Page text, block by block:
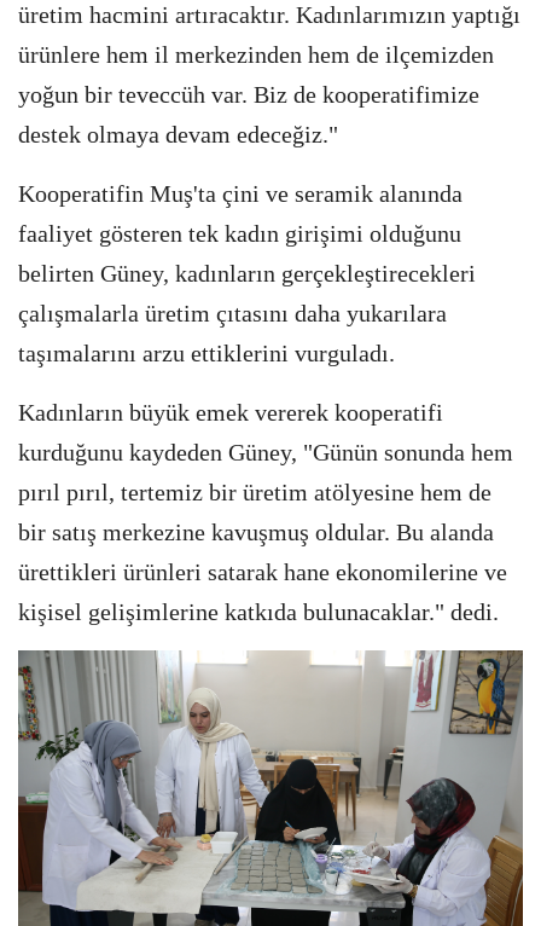
üretim hacmini artıracaktır. Kadınlarımızın yaptığı
ürünlere hem il merkezinden hem de ilçemizden
yoğun bir teveccüh var. Biz de kooperatifimize
destek olmaya devam edeceğiz."
Kooperatifin Muş'ta çini ve seramik alanında
faaliyet gösteren tek kadın girişimi olduğunu
belirten Güney, kadınların gerçekleştirecekleri
çalışmalarla üretim çıtasını daha yukarılara
taşımalarını arzu ettiklerini vurguladı.
Kadınların büyük emek vererek kooperatifi
kurduğunu kaydeden Güney, "Günün sonunda hem
pırıl pırıl, tertemiz bir üretim atölyesine hem de
bir satış merkezine kavuşmuş oldular. Bu alanda
ürettikleri ürünleri satarak hane ekonomilerine ve
kişisel gelişimlerine katkıda bulunacaklar." dedi.